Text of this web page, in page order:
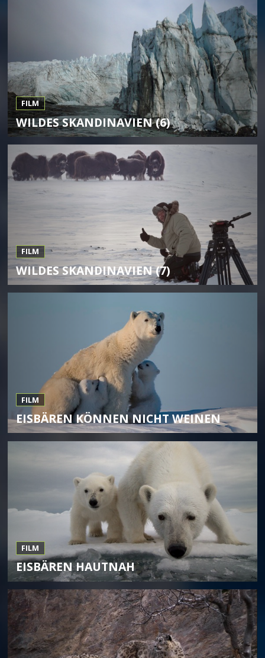
FILM
WILDES SKANDINAVIEN (6)
FILM
WILDES SKANDINAVIEN (7)
FILM
EISBÄREN KÖNNEN NICHT WEINEN
FILM
EISBÄREN HAUTNAH